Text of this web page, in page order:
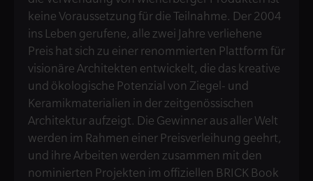
keine Voraussetzung für die Teilnahme. Der 2004
ins Leben gerufene, alle zwei Jahre verliehene
Preis hat sich zu einer renommierten Plattform für
visionäre Architekten entwickelt, die das kreative
und ökologische Potenzial von Ziegel- und
Keramikmaterialien in der zeitgenössischen
Architektur aufzeigt. Die Gewinner aus aller Welt
werden im Rahmen einer Preisverleihung geehrt,
und ihre Arbeiten werden zusammen mit den
nominierten Projekten im offiziellen BRICK Book